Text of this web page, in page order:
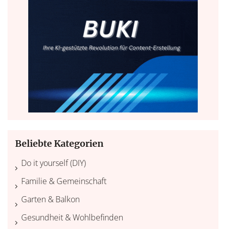
Beliebte Kategorien
Do it yourself (DIY)
Familie & Gemeinschaft
Garten & Balkon
Gesundheit & Wohlbefinden